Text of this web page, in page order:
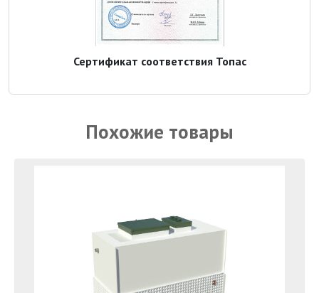
Сертификат соответствия Топас
Похожие товары